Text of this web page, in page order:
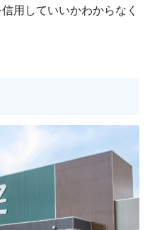
用していいかわからなく